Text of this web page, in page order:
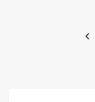
為，中國正在
投入、科研機
益。中方將繼
企業的正當合法權益。 🚨
概念，採用取
增加載貨空間
比亞迪董事長
技0.014%股份。 電動車價格戰加上